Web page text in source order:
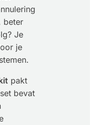
beter
Je
je
pakt
bevat